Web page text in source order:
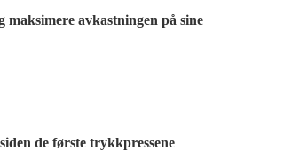
maksimere avkastningen på sine
de første trykkpressene